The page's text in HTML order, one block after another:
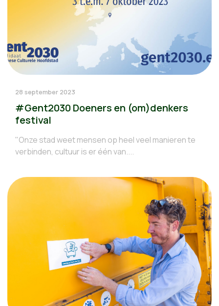
28 september 2023
#Gent2030 Doeners en (om)denkers
festival
"Onze stad weet mensen op heel veel manieren te
verbinden, cultuur is er één van....